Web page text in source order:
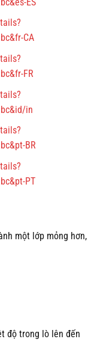
CA
FR
in
BR
PT
một lớp mỏng hơn,
độ trong lò lên đến